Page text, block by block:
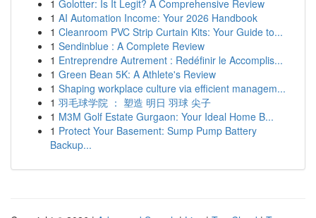
1 Golotter: Is It Legit? A Comprehensive Review
1 AI Automation Income: Your 2026 Handbook
1 Cleanroom PVC Strip Curtain Kits: Your Guide to...
1 Sendinblue : A Complete Review
1 Entreprendre Autrement : Redéfinir le Accomplis...
1 Green Bean 5K: A Athlete's Review
1 Shaping workplace culture via efficient managem...
1 羽毛球学院 ： 塑造 明日 羽球 尖子
1 M3M Golf Estate Gurgaon: Your Ideal Home B...
1 Protect Your Basement: Sump Pump Battery
Backup...